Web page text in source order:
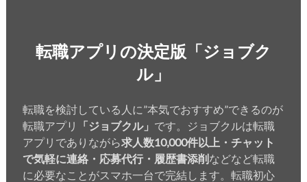
転職アプリの決定版「ジョブク
ル」
転職を検討している人に”本気でおすすめ”できるのが
転職アプリ
「ジョブクル」 です。ジョブクルは転職
アプリでありながら求人数10,000件以上・チャット
で気軽に連絡・応募代行・履歴書添削などなど転職
に必要なことがスマホ一台で完結します。転職初心